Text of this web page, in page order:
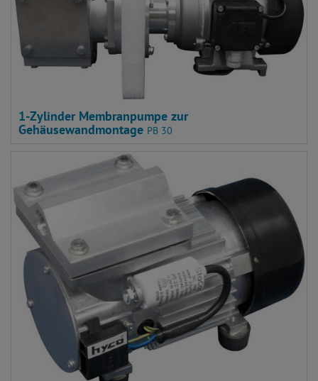
1-Zylinder Membranpumpe zur
Gehäusewandmontage PB 30